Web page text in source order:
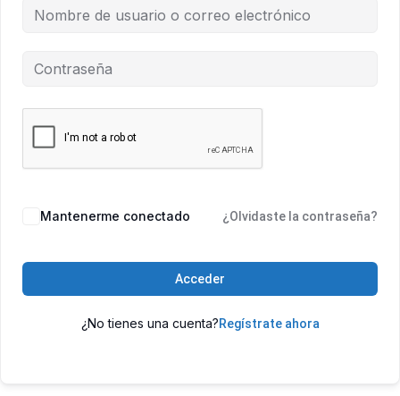
Mantenerme conectado ¿Olvidaste la contraseña?
Acceder
¿No tienes una cuenta?Regístrate ahora